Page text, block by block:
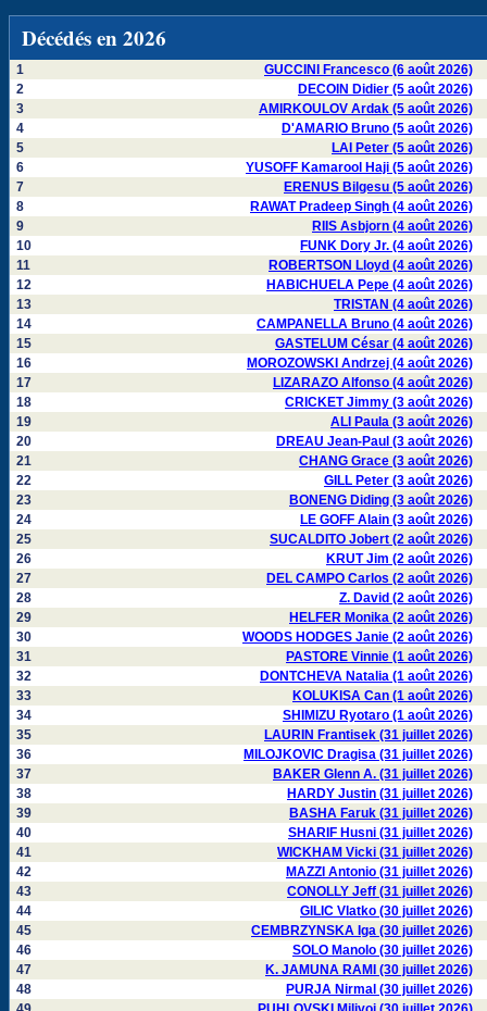
Décédés en 2026
1
GUCCINI Francesco (6 août 2026)
2
DECOIN Didier (5 août 2026)
3
AMIRKOULOV Ardak (5 août 2026)
4
D'AMARIO Bruno (5 août 2026)
5
LAI Peter (5 août 2026)
6
YUSOFF Kamarool Haji (5 août 2026)
7
ERENUS Bilgesu (5 août 2026)
8
RAWAT Pradeep Singh (4 août 2026)
9
RIIS Asbjorn (4 août 2026)
10
FUNK Dory Jr. (4 août 2026)
11
ROBERTSON Lloyd (4 août 2026)
12
HABICHUELA Pepe (4 août 2026)
13
TRISTAN (4 août 2026)
14
CAMPANELLA Bruno (4 août 2026)
15
GASTELUM César (4 août 2026)
16
MOROZOWSKI Andrzej (4 août 2026)
17
LIZARAZO Alfonso (4 août 2026)
18
CRICKET Jimmy (3 août 2026)
19
ALI Paula (3 août 2026)
20
DREAU Jean-Paul (3 août 2026)
21
CHANG Grace (3 août 2026)
22
GILL Peter (3 août 2026)
23
BONENG Diding (3 août 2026)
24
LE GOFF Alain (3 août 2026)
25
SUCALDITO Jobert (2 août 2026)
26
KRUT Jim (2 août 2026)
27
DEL CAMPO Carlos (2 août 2026)
28
Z. David (2 août 2026)
29
HELFER Monika (2 août 2026)
30
WOODS HODGES Janie (2 août 2026)
31
PASTORE Vinnie (1 août 2026)
32
DONTCHEVA Natalia (1 août 2026)
33
KOLUKISA Can (1 août 2026)
34
SHIMIZU Ryotaro (1 août 2026)
35
LAURIN Frantisek (31 juillet 2026)
36
MILOJKOVIC Dragisa (31 juillet 2026)
37
BAKER Glenn A. (31 juillet 2026)
38
HARDY Justin (31 juillet 2026)
39
BASHA Faruk (31 juillet 2026)
40
SHARIF Husni (31 juillet 2026)
41
WICKHAM Vicki (31 juillet 2026)
42
MAZZI Antonio (31 juillet 2026)
43
CONOLLY Jeff (31 juillet 2026)
44
GILIC Vlatko (30 juillet 2026)
45
CEMBRZYNSKA Iga (30 juillet 2026)
46
SOLO Manolo (30 juillet 2026)
47
K. JAMUNA RAMI (30 juillet 2026)
48
PURJA Nirmal (30 juillet 2026)